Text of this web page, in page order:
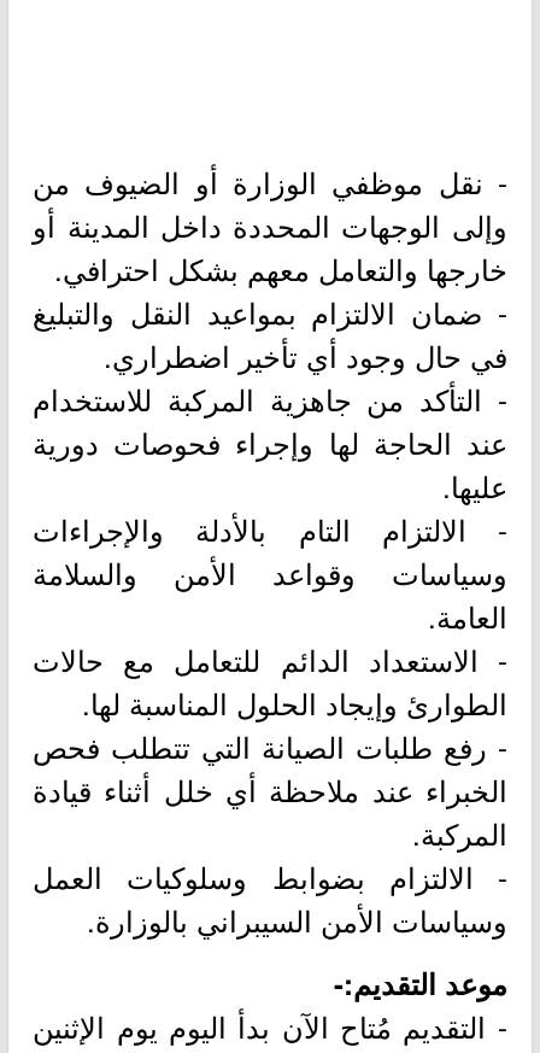
- نقل موظفي الوزارة أو الضيوف من
وإلى الوجهات المحددة داخل المدينة أو
خارجها والتعامل معهم بشكل احترافي.
- ضمان الالتزام بمواعيد النقل والتبليغ
في حال وجود أي تأخير اضطراري.
- التأكد من جاهزية المركبة للاستخدام
عند الحاجة لها وإجراء فحوصات دورية
عليها.
- الالتزام التام بالأدلة والإجراءات
وسياسات وقواعد الأمن والسلامة
العامة.
- الاستعداد الدائم للتعامل مع حالات
الطوارئ وإيجاد الحلول المناسبة لها.
- رفع طلبات الصيانة التي تتطلب فحص
الخبراء عند ملاحظة أي خلل أثناء قيادة
المركبة.
- الالتزام بضوابط وسلوكيات العمل
وسياسات الأمن السيبراني بالوزارة.
موعد التقديم:-
- التقديم مُتاح الآن بدأ اليوم يوم الإثنين